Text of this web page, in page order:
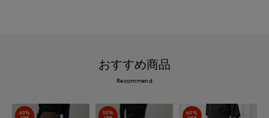
おすすめ商品
Recommend
60%
50%
60%